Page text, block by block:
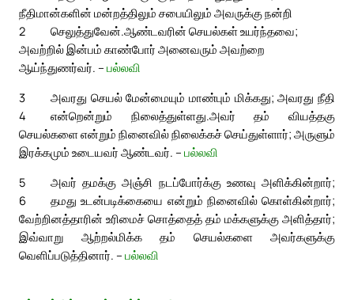
நீதிமான்களின் மன்றத்திலும் சபையிலும் அவருக்கு நன்றி
செலுத்துவேன்.
2
ஆண்டவரின் செயல்கள் உயர்ந்தவை;
அவற்றில் இன்பம் காண்போர் அனைவரும் அவற்றை
ஆய்ந்துணர்வர். – பல்லவி
3
அவரது செயல் மேன்மையும் மாண்பும் மிக்கது; அவரது நீதி
என்றென்றும் நிலைத்துள்ளது.
4
அவர் தம் வியத்தகு
செயல்களை என்றும் நினைவில் நிலைக்கச் செய்துள்ளார்; அருளும்
இரக்கமும் உடையவர் ஆண்டவர். – பல்லவி
5
அவர் தமக்கு அஞ்சி நடப்போர்க்கு உணவு அளிக்கின்றார்;
தமது உடன்படிக்கையை என்றும் நினைவில் கொள்கின்றார்;
6
வேற்றினத்தாரின் உரிமைச் சொத்தைத் தம் மக்களுக்கு அளித்தார்;
இவ்வாறு ஆற்றல்மிக்க தம் செயல்களை அவர்களுக்கு
வெளிப்படுத்தினார். – பல்லவி